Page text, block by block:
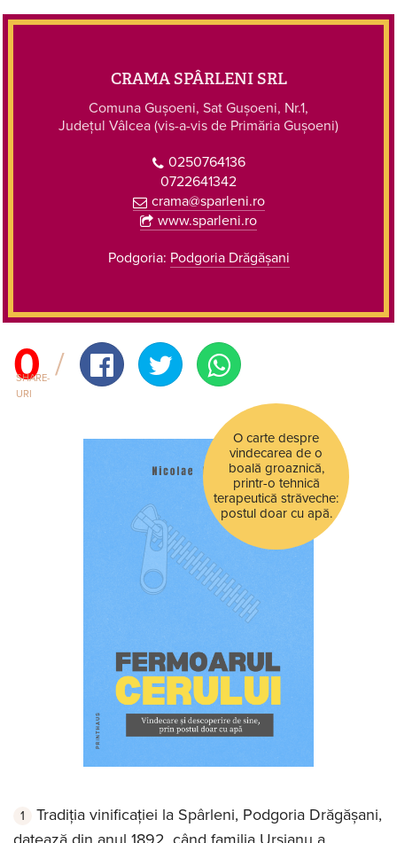
CRAMA SPÂRLENI SRL
Comuna Gușoeni, Sat Gușoeni, Nr.1,
Județul Vâlcea (vis-a-vis de Primăria Gușoeni)
0250764136
0722641342
crama@sparleni.ro
www.sparleni.ro
Podgoria: Podgoria Drăgășani
0
SHARE-
URI
O carte despre
vindecarea de o
boală groaznică,
printr-o tehnică
terapeutică străveche:
postul doar cu apă.
Tradiția vinificației la Spârleni, Podgoria Drăgășani,